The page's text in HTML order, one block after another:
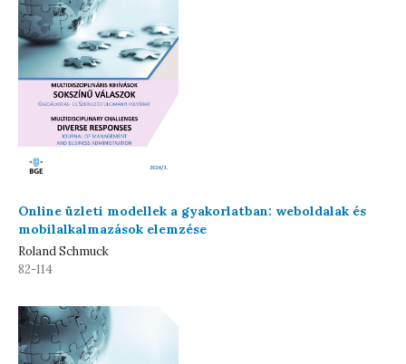
Online üzleti modellek a gyakorlatban: weboldalak és
mobilalkalmazások elemzése
Roland Schmuck
82-114